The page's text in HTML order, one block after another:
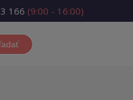
166 (9:00 - 16:00)